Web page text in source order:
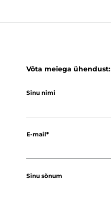
Võta meiega ühendust:
Sinu nimi
E-mail
Sinu sõnum